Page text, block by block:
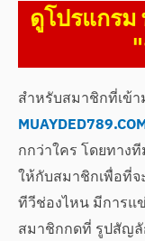
ดูโปรแกร
สำหรับสมาชิกที่เข้า
กกว่าใคร โดยทาง
ให้กับสมาชิกเพื่อที่จ
ทีวีช่องไหน มีการแ
สมาชิกกดที่ รูปสัญ